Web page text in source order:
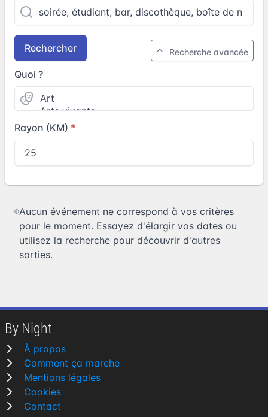
Rechercher Recherche avancée
Quoi ?
Rayon (KM)
Aucun événement ne correspond à vos critères
pour le moment. Essayez d'élargir vos dates ou
utilisez la recherche pour découvrir d'autres
sorties.
By Night
À propos
Comment ça marche
Mentions légales
Cookies
Contact